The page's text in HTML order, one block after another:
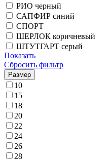
РИО черный
САПФИР синий
СПОРТ
ШЕРЛОК коричневый
ШТУТГАРТ серый
Показать
Сбросить фильтр
Размер
10
15
18
20
22
24
26
28